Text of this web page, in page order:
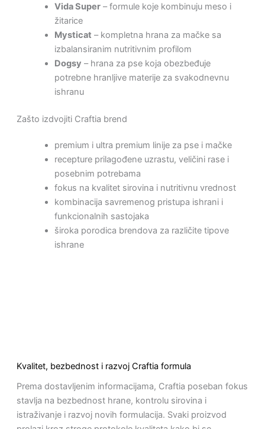
Vida Super– formule koje kombinuju meso i
žitarice
Mysticat – kompletna hrana za mačke sa
izbalansiranim nutritivnim profilom
Dogsy – hrana za pse koja obezbeđuje
potrebne hranljive materije za svakodnevnu
ishranu
Zašto izdvojiti Craftia brend
premium i ultra premium linije za pse i mačke
recepture prilagođene uzrastu, veličini rase i
posebnim potrebama
fokus na kvalitet sirovina i nutritivnu vrednost
kombinacija savremenog pristupa ishrani i
funkcionalnih sastojaka
široka porodica brendova za različite tipove
ishrane
Kvalitet, bezbednost i razvoj Craftia formula
Prema dostavljenim informacijama, Craftia poseban fokus
stavlja na bezbednost hrane, kontrolu sirovina i
istraživanje i razvoj novih formulacija. Svaki proizvod